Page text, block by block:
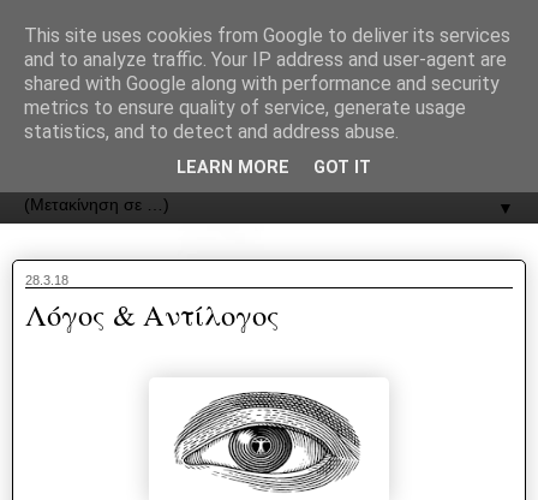
ΟΔΟΣ
▼
28.3.18
Λόγος & Αντίλογος
This site uses cookies from Google to deliver its services
and to analyze traffic. Your IP address and user-agent are
shared with Google along with performance and security
metrics to ensure quality of service, generate usage
statistics, and to detect and address abuse.
LEARN MORE GOT IT